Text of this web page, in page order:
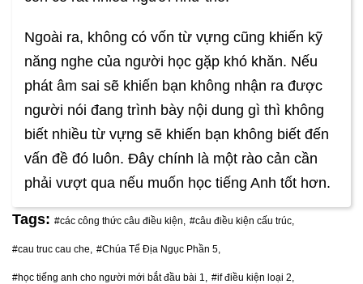
Ngoài ra, không có vốn từ vựng cũng khiến kỹ
năng nghe của người học gặp khó khăn. Nếu
phát âm sai sẽ khiến bạn không nhận ra được
người nói đang trình bày nội dung gì thì không
biết nhiều từ vựng sẽ khiến bạn không biết đến
vấn đề đó luôn. Đây chính là một rào cản cần
phải vượt qua nếu muốn học tiếng Anh tốt hơn.
Tags: #các công thức câu điều kiện, #câu điều kiện cấu trúc,
#cau truc cau che, #Chúa Tể Địa Ngục Phần 5,
#học tiếng anh cho người mới bắt đầu bài 1, #if điều kiện loại 2,